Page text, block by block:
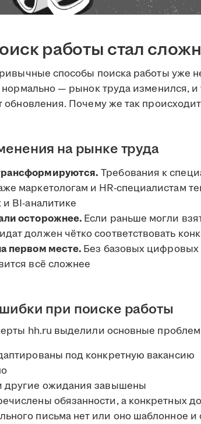
работы стал
способы поиска работы уже
нормально — рынок труда изменился,
обновления. Почему же так
на рынке труда
Требования к
маркетологам и HR-специалистам
BI-аналитике
осторожнее. Если раньше могли
должен чётко соответствовать
первом месте. Без базовых
всё сложнее
при поиске работы
hh.ru выделили основные
под конкретную вакансию
другие ожидания завышены
обязанности, а конкретных
письма нет или оно шаблонное и